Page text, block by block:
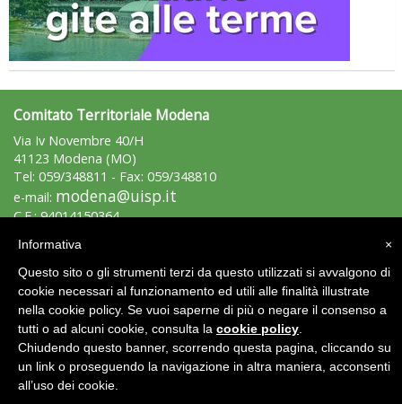
Roma
Comitato Territoriale Modena
Via Iv Novembre 40/H
41123 Modena (MO)
Tel: 059/348811 - Fax: 059/348810
e-mail: modena@uisp.it
C.F.: 94014150364
Area Riservata 2.0
×
Informativa
Questo sito o gli strumenti terzi da questo utilizzati si avvalgono di
cookie necessari al funzionamento ed utili alle finalità illustrate
nella cookie policy. Se vuoi saperne di più o negare il consenso a
tutti o ad alcuni cookie, consulta la cookie policy
Chiudendo questo banner, scorrendo questa pagina, cliccando su
un link o proseguendo la navigazione in altra maniera, acconsenti
all’uso dei cookie.